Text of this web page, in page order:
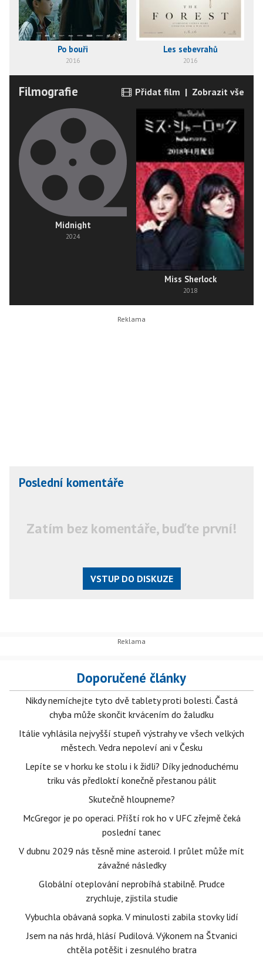
Po bouři
2016
Les sebevrahů
2016
Filmografie Přidat film | Zobrazit vše
Midnight
2024
Miss Sherlock
2018
Poslední komentáře
Zatím bez komentáře, buďte první!
VSTUP DO DISKUZE
Doporučené články
Nikdy nemíchejte tyto dvě tablety proti bolesti. Častá
chyba může skončit krvácením do žaludku
Itálie vyhlásila nejvyšší stupeň výstrahy ve všech velkých
městech. Vedra nepoleví ani v Česku
Lepíte se v horku ke stolu i k židli? Díky jednoduchému
triku vás předloktí konečně přestanou pálit
Skutečně hloupneme?
McGregor je po operaci. Příští rok ho v UFC zřejmě čeká
poslední tanec
V dubnu 2029 nás těsně mine asteroid. I průlet může mít
závažné následky
Globální oteplování neprobíhá stabilně. Prudce
zrychluje, zjistila studie
Vybuchla obávaná sopka. V minulosti zabila stovky lidí
Jsem na nás hrdá, hlásí Pudilová. Výkonem na Štvanici
chtěla potěšit i zesnulého bratra